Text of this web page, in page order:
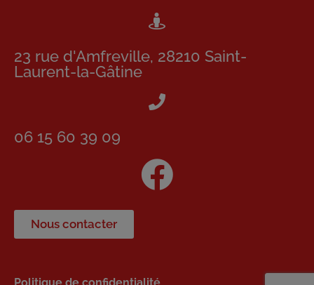
23 rue d'Amfreville, 28210 Saint-
Laurent-la-Gâtine
06 15 60 39 09
Nous contacter